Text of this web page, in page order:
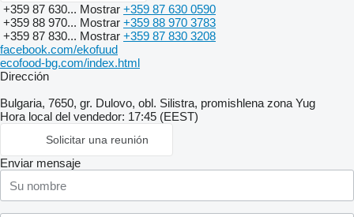
+359 87 630... Mostrar +359 87 630 0590
+359 88 970... Mostrar +359 88 970 3783
+359 87 830... Mostrar +359 87 830 3208
facebook.com/ekofuud
ecofood-bg.com/index.html
Dirección
Bulgaria, 7650, gr. Dulovo, obl. Silistra, promishlena zona Yug
Hora local del vendedor: 17:45 (EEST)
Solicitar una reunión
Enviar mensaje